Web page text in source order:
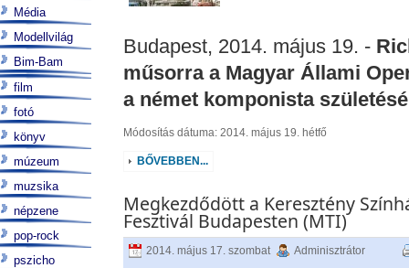
Budapest, 2014. május 19. -
műsorra a Magyar Állami
a német komponista
Módosítás dátuma: 2014. május 19. hétfő
BŐVEBBEN...
Megkezdődött a Keresztény
Fesztivál Budapesten (MTI)
2014. május 17. szombat Adminisztrátor
Média
Modellvilág
Bim-Bam
film
fotó
könyv
múzeum
muzsika
népzene
pop-rock
pszicho